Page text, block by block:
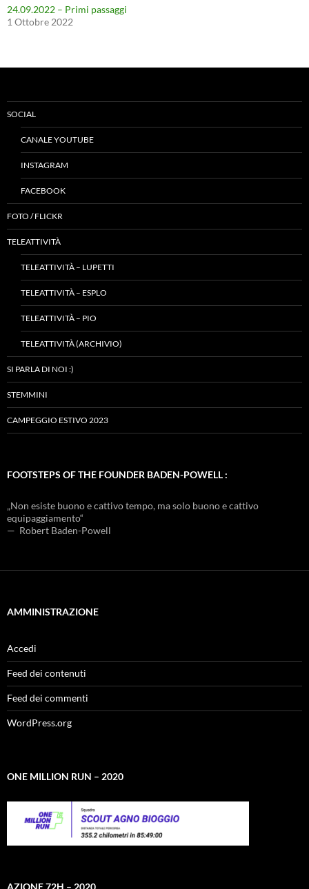
24.09.2022 – Primi passaggi
1 Ottobre 2022
SOCIAL
CANALE YOUTUBE
INSTAGRAM
FACEBOOK
FOTO / FLICKR
TELEATTIVITÀ
TELEATTIVITÀ – LUPETTI
TELEATTIVITÀ – ESPLO
TELEATTIVITÀ – PIO
TELEATTIVITÀ (ARCHIVIO)
SI PARLA DI NOI :)
STEMMINI
CAMPEGGIO ESTIVO 2023
FOOTSTEPS OF THE FOUNDER BADEN-POWELL :
„Non esiste buono e cattivo tempo, ma solo buono e cattivo
equipaggiamento“
— Robert Baden-Powell
AMMINISTRAZIONE
Accedi
Feed dei contenuti
Feed dei commenti
WordPress.org
ONE MILLION RUN – 2020
AZIONE 72H – 2020